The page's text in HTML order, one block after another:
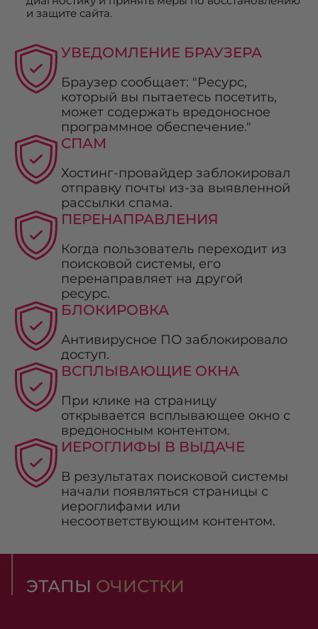
и защите сайта.
УВЕДОМЛЕНИЕ БРАУЗЕРА
Браузер сообщает: "Ресурс,
который вы пытаетесь посетить,
может содержать вредоносное
программное обеспечение."
СПАМ
Хостинг-провайдер заблокировал
отправку почты из-за выявленной
рассылки спама.
ПЕРЕНАПРАВЛЕНИЯ
Когда пользователь переходит из
поисковой системы, его
перенаправляет на другой
ресурс.
БЛОКИРОВКА
Антивирусное ПО заблокировало
доступ.
ВСПЛЫВАЮЩИЕ ОКНА
При клике на страницу
открывается всплывающее окно с
вредоносным контентом.
ИЕРОГЛИФЫ В ВЫДАЧЕ
В результатах поисковой системы
начали появляться страницы с
иероглифами или
несоответствующим контентом.
ЭТАПЫ ОЧИСТКИ